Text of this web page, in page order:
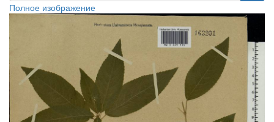
Полное изображение